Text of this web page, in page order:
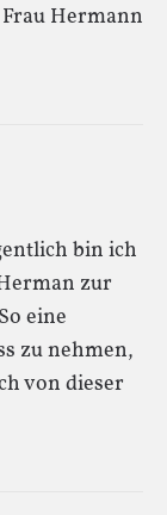
Hermann
bin ich
zur
eine
zu nehmen,
von dieser